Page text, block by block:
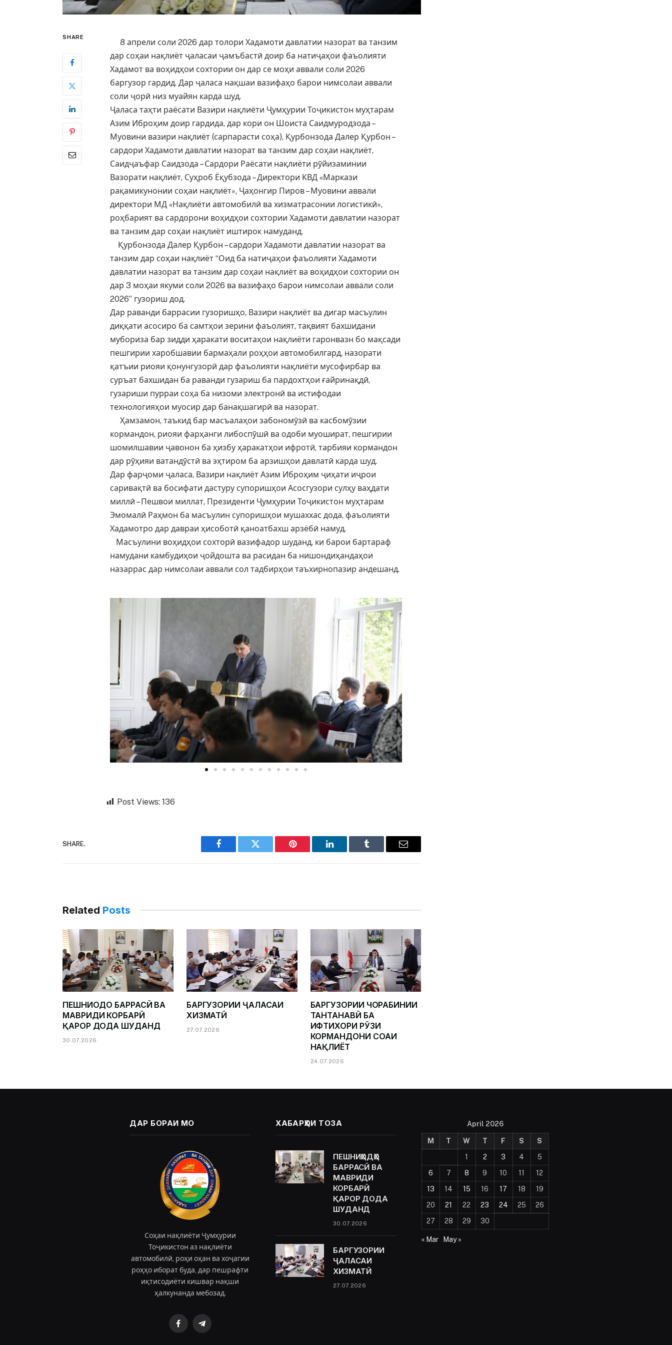
SHARE
8 апрели соли 2026 дар толори Хадамоти давлатии назорат ва танзим
дар соҳаи нақлиёт ҷаласаи ҷамъбастӣ доир ба натиҷаҳои фаъолияти
Хадамот ва воҳидҳои сохтории он дар се моҳи аввали соли 2026
баргузор гардид. Дар ҷаласа нақшаи вазифаҳо барои нимсолаи аввали
соли ҷорӣ низ муайян карда шуд.
Ҷаласа таҳти раёсати Вазири нақлиёти Ҷумҳурии Тоҷикистон муҳтарам
Азим Иброҳим доир гардида, дар кори он Шоиста Саидмуродзода –
Муовини вазири нақлиёт (сарпарасти соҳа), Қурбонзода Далер Қурбон –
сардори Хадамоти давлатии назорат ва танзим дар соҳаи нақлиёт,
Саидҷаъфар Саидзода – Сардори Раёсати нақлиёти рӯйизаминии
Вазорати нақлиёт, Суҳроб Ёқубзода – Директори КВД «Маркази
рақамикунонии соҳаи нақлиёт», Ҷаҳонгир Пиров – Муовини аввали
директори МД «Нақлиёти автомобилӣ ва хизматрасонии логистикӣ»,
роҳбарият ва сардорони воҳидҳои сохтории Хадамоти давлатии назорат
ва танзим дар соҳаи нақлиёт иштирок намуданд.
Қурбонзода Далер Қурбон – сардори Хадамоти давлатии назорат ва
танзим дар соҳаи нақлиёт “Оид ба натиҷаҳои фаъолияти Хадамоти
давлатии назорат ва танзим дар соҳаи нақлиёт ва воҳидҳои сохтории он
дар 3 моҳаи якуми соли 2026 ва вазифаҳо барои нимсолаи аввали соли
2026” гузориш дод.
Дар раванди баррасии гузоришҳо, Вазири нақлиёт ва дигар масъулин
диққати асосиро ба самтҳои зерини фаъолият, тақвият бахшидани
мубориза бар зидди ҳаракати воситаҳои нақлиёти гаронвазн бо мақсади
пешгирии харобшавии бармаҳали роҳҳои автомобилгард, назорати
қатъии риояи қонунгузорӣ дар фаъолияти нақлиёти мусофирбар ва
суръат бахшидан ба раванди гузариш ба пардохтҳои ғайринақдӣ,
гузариши пурраи соҳа ба низоми электронӣ ва истифодаи
технологияҳои муосир дар банақшагирӣ ва назорат.
Ҳамзамон, таъкид бар масъалаҳои забономӯзӣ ва касбомӯзии
кормандон, риояи фарҳанги либоспӯшӣ ва одоби муошират, пешгирии
шомилшавии ҷавонон ба ҳизбу ҳаракатҳои ифротӣ, тарбияи кормандон
дар рӯҳияи ватандӯстӣ ва эҳтиром ба арзишҳои давлатӣ карда шуд.
Дар фарҷоми ҷаласа, Вазири нақлиёт Азим Иброҳим ҷиҳати иҷрои
саривақтӣ ва босифати дастуру супоришҳои Асосгузори сулҳу ваҳдати
миллӣ – Пешвои миллат, Президенти Ҷумҳурии Тоҷикистон муҳтарам
Эмомалӣ Раҳмон ба масъулин супоришҳои мушаххас дода, фаъолияти
Хадамотро дар давраи ҳисоботӣ қаноатбахш арзёбӣ намуд.
Масъулини воҳидҳои сохторӣ вазифадор шуданд, ки барои бартараф
намудани камбудиҳои ҷойдошта ва расидан ба нишондиҳандаҳои
назаррас дар нимсолаи аввали сол тадбирҳои таъхирнопазир андешанд.
Post Views: 136
SHARE.
Facebook Twitter Pinterest LinkedIn Tumblr Email
Related Posts
ПЕШНИҲОДҲО БАРРАСӢ ВА
МАВРИДИ КОРБАРӢ
ҚАРОР ДОДА ШУДАНД
30.07.2026
БАРГУЗОРИИ ҶАЛАСАИ
ХИЗМАТӢ
27.07.2026
БАРГУЗОРИИ ЧОРАБИНИИ
ТАНТАНАВӢ БА
ИФТИХОРИ РӮЗИ
КОРМАНДОНИ СОҲАИ
НАҚЛИЁТ
24.07.2026
ДАР БОРАИ МО
Соҳаи нақлиёти Ҷумҳурии
Тоҷикистон аз нақлиёти
автомобилӣ, роҳи оҳан ва хоҷагии
роҳҳо иборат буда, дар пешрафти
иқтисодиёти кишвар нақши
ҳалкунанда мебозад.
FacebookTelegram
ХАБАРҲОИ ТОЗА
ПЕШНИҲОДҲО
БАРРАСӢ ВА
МАВРИДИ
КОРБАРӢ
ҚАРОР ДОДА
ШУДАНД
30.07.2026
БАРГУЗОРИИ
ҶАЛАСАИ
ХИЗМАТӢ
27.07.2026
April 2026
M T W T F S
S
1
2 3 4
5
6
7 8 9 10 11
12
13
14 15 16 17 18
19
20
21 22 23 24 25
26
27
28 29 30
« Mar May »